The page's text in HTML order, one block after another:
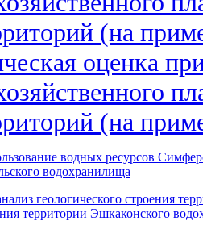
оценка
(на
водохранилища
территории Эшкаконского